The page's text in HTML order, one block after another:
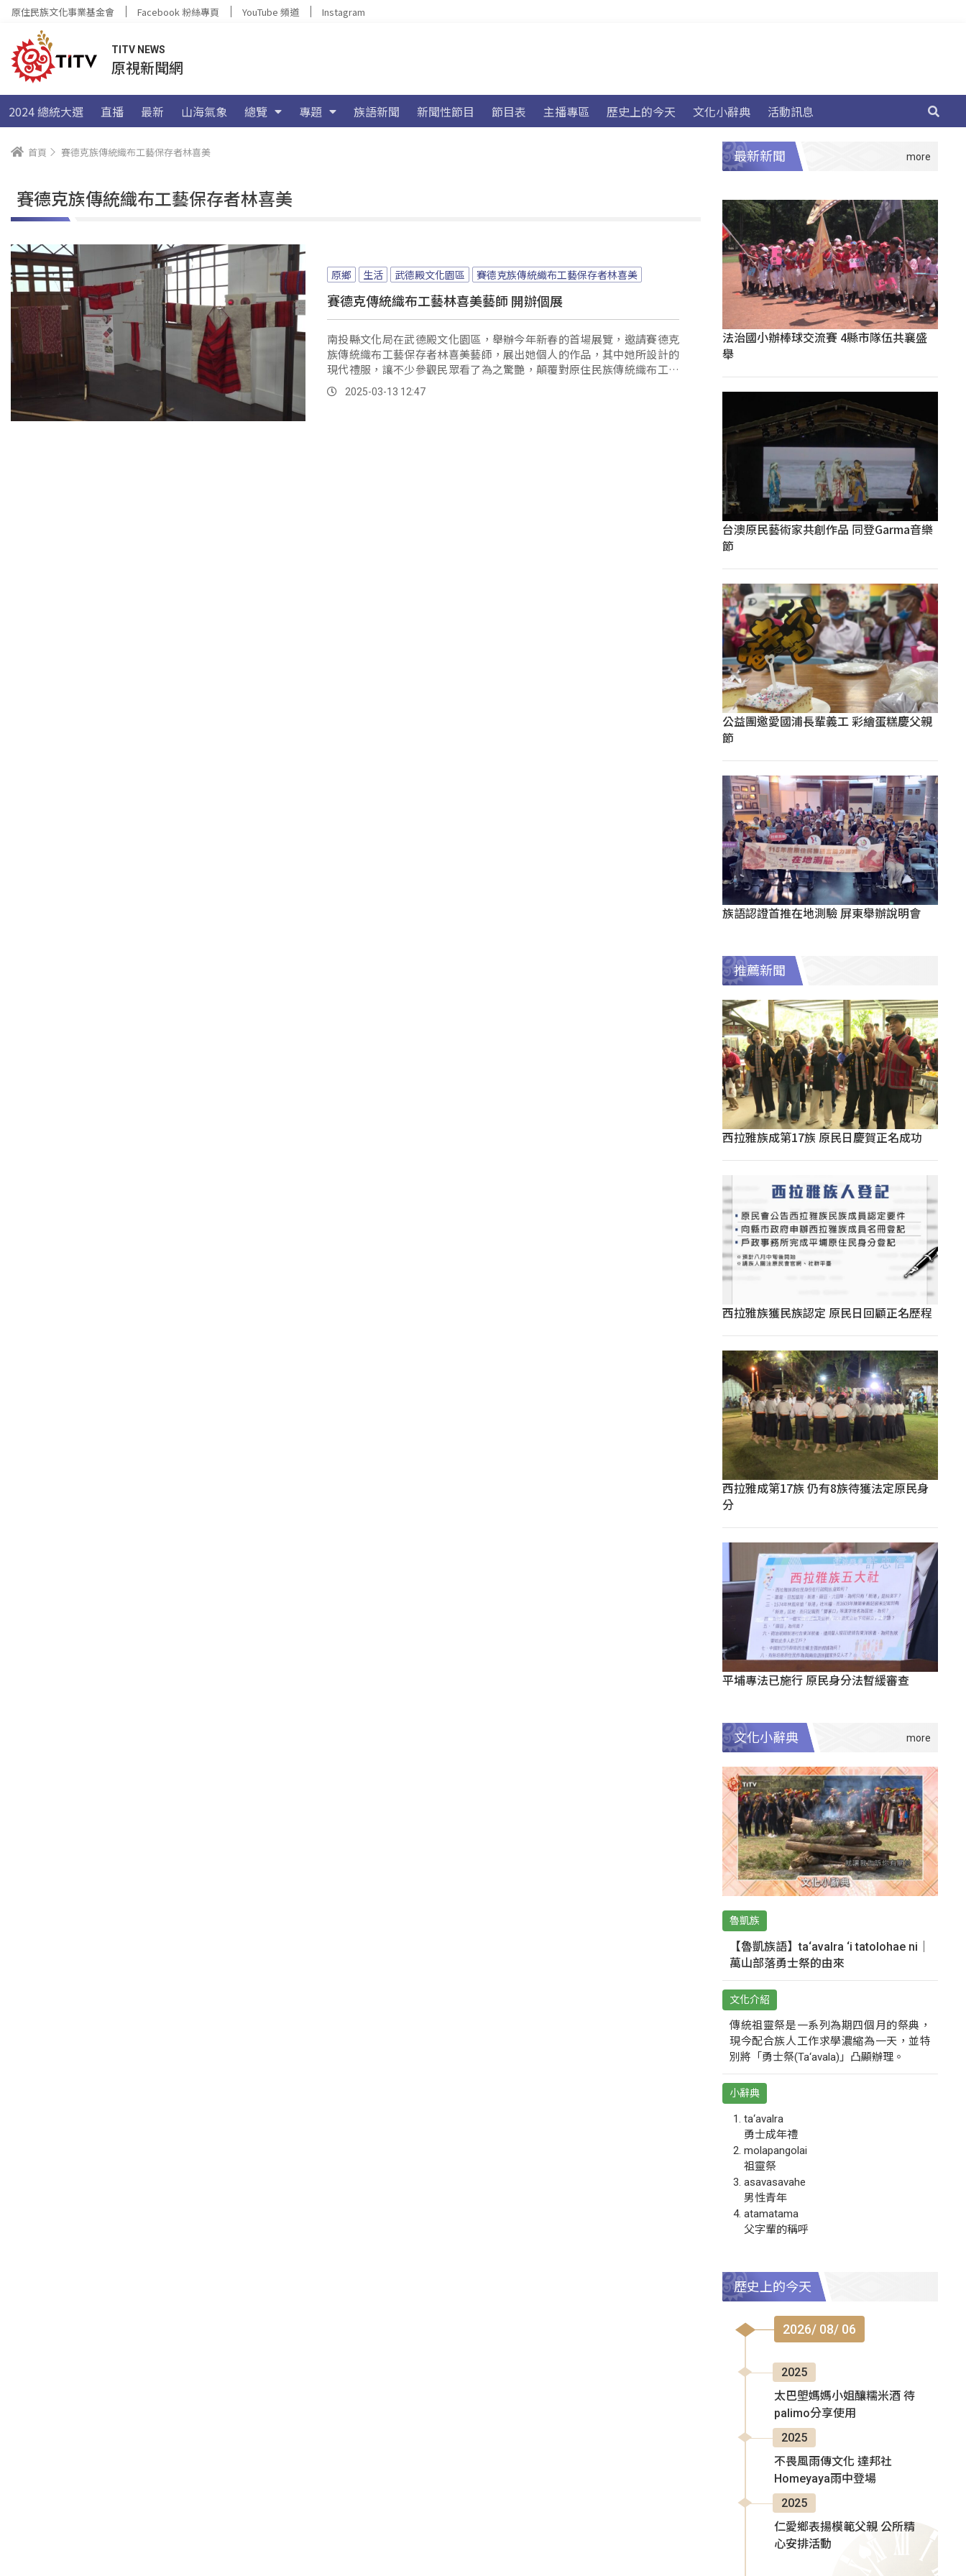
原住民族文化事業基金會 Facebook 粉絲專頁 YouTube 頻道 Instagram
TITV NEWS
原視新聞網
2024 總統大選 直播 最新 山海氣象 總覽 專題 族語新聞 新聞性節目 節目表 主播專區 歷史上的今天 文化小辭典 活動訊息
首頁 賽德克族傳統織布工藝保存者林喜美
賽德克族傳統織布工藝保存者林喜美
原鄉 生活 武德殿文化園區 賽德克族傳統織布工藝保存者林喜美
賽德克傳統織布工藝林喜美藝師 開辦個展
南投縣文化局在武德殿文化園區，舉辦今年新春的首場展覽，邀請賽德克
族傳統織布工藝保存者林喜美藝師，展出她個人的作品，其中她所設計的
現代禮服，讓不少參觀民眾看了為之驚艷，顛覆對原住民族傳統織布工藝
的想像。
2025-03-13 12:47
最新新聞
法治國小辦棒球交流賽 4縣市隊伍共襄盛
舉
台澳原民藝術家共創作品 同登Garma音樂
節
公益團邀愛國浦長輩義工 彩繪蛋糕慶父親
節
族語認證首推在地測驗 屏東舉辦說明會
推薦新聞
西拉雅族成第17族 原民日慶賀正名成功
西拉雅族獲民族認定 原民日回顧正名歷程
西拉雅成第17族 仍有8族待獲法定原民身
分
平埔專法已施行 原民身分法暫緩審查
文化小辭典
魯凱族
【魯凱族語】ta‘avalra ‘i tatolohae ni｜
萬山部落勇士祭的由來
文化介紹
傳統祖靈祭是一系列為期四個月的祭典，
現今配合族人工作求學濃縮為一天，並特
別將「勇士祭(Ta‘avala)」凸顯辦理。
小辭典
ta‘avalra
勇士成年禮
molapangolai
祖靈祭
asavasavahe
男性青年
atamatama
父字輩的稱呼
歷史上的今天
2026/ 08/ 06
2025
太巴塱媽媽小姐釀糯米酒 待
palimo分享使用
2025
不畏風雨傳文化 達邦社
Homeyaya雨中登場
2025
仁愛鄉表揚模範父親 公所精
心安排活動